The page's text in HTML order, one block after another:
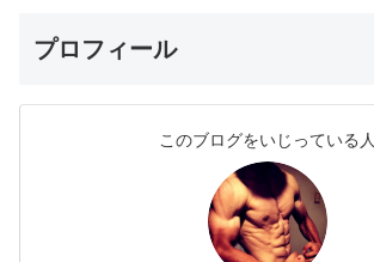
プロフィール
このブログをいじっている人